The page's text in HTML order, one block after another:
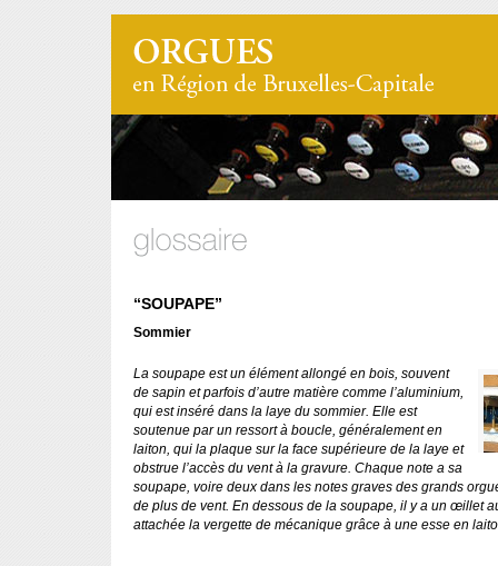
“SOUPAPE”
Sommier
La soupape est un élément allongé en bois, souvent
de sapin et parfois d’autre matière comme l’aluminium,
qui est inséré dans la laye du sommier. Elle est
soutenue par un ressort à boucle, généralement en
laiton, qui la plaque sur la face supérieure de la laye et
obstrue l’accès du vent à la gravure. Chaque note a sa
soupape, voire deux dans les notes graves des grands
de plus de vent. En dessous de la soupape, il y a un œillet
attachée la vergette de mécanique grâce à une esse en